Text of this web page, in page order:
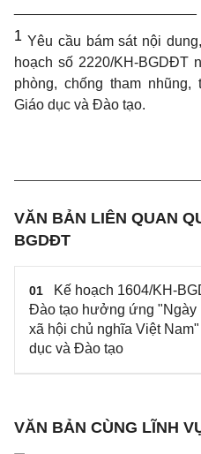
1 Yêu cầu bám sát nội
hoạch số 2220/KH-BGDĐT
phòng, chống tham
Giáo dục và Đào tạo.
VĂN BẢN LIÊN QUAN
BGDĐT
01
Kế hoạch 1604/KH-
Đào tạo hưởng ứng "Ngày
xã hội chủ nghĩa Việt
dục và Đào tạo
VĂN BẢN CÙNG LĨNH